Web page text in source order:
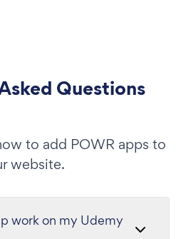
Questions
to add POWR apps to
website.
work on my Udemy